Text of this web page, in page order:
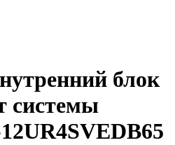
блок
системы